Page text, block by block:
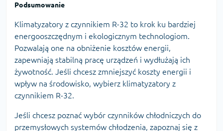
Podsumowanie
Klimatyzatory z czynnikiem R-32 to krok ku bardziej
energooszczędnym i ekologicznym technologiom.
Pozwalają one na obniżenie kosztów energii,
zapewniają stabilną pracę urządzeń i wydłużają ich
żywotność. Jeśli chcesz zmniejszyć koszty energii i
wpływ na środowisko, wybierz klimatyzatory z
czynnikiem R-32.
Jeśli chcesz poznać wybór czynników chłodniczych do
przemysłowych systemów chłodzenia, zapoznaj się z